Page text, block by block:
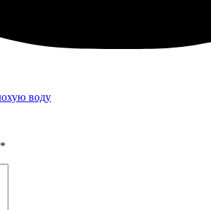
воду
*